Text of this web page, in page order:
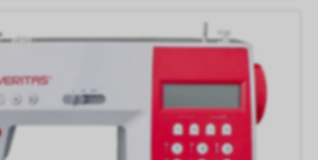
unterstützen. Die CIA
konzentriert sich hauptsächlich
auf die Beschaffung von
Informationen durch Menschen
(Human Intelligence, HUMINT).